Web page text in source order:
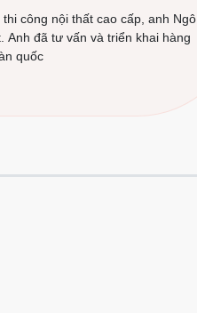
công nội thất cao cấp, anh Ngô
đã tư vấn và triển khai hàng
quốc